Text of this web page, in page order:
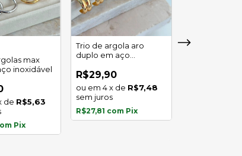
max
inoxidável
de R$5,63
Pix
Trio de argola aro
duplo em aço
R$29,90
4 x de R$7,48
sem juros
R$27,81 com Pix